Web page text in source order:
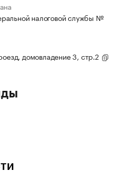
налоговой службы №
домовладение 3, стр.2